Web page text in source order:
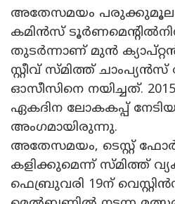
അതേസമയം പരുക്കുമൂലം
കമിൻസ്
തുടർന്നാണ് മുൻ
സ്റ്റീവ് സ്മിത്ത്
ഓസീസിനെ നയിച്ചത്.
ഏകദിന ലോകകപ്പ്
അംഗമായിരുന്നു.
അതേസമയം, ടെസ്റ്റ്
കളിക്കുമെന്ന് സ്മിത്ത്
ഫെബ്രുവരി 19ന്